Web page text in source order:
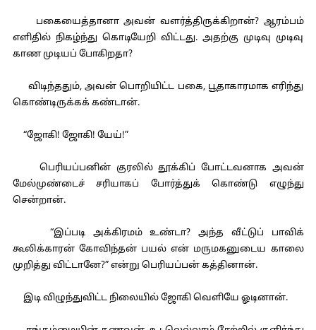
பகையைத்தானா அவன் வளர்த்திருக்கிறான்? ஆரம்பம்
எளிதில் நிகழ்ந்து கொடியேறி விட்டது. அதற்கு முடிவு முடிவு
காண முடியப் போகிறதா?
விடிந்ததும், அவன் பொறியிட்ட பகை, பூதாகாரமாக எரிந்து
கொண்டிருக்கக் கண்டான்.
“ஜோகி! ஜோகி! யேய்!”
பெரியப்பனின் குரலில் தூக்கிப் போட்டவனாக அவன்
மேல்முண்டைச் சரியாகப் போர்த்துக் கொண்டு எழுந்து
சென்றான்.
“இப்படி அக்கிரமம் உண்டா? அந்த வீட்டுப் பாவிக்
கூலிக்காரன் கோவிந்தன் பயல் என் மருமகனுடைய காலை
முறித்து விட்டானே?” என்று பெரியப்பன் கத்தினான்.
இடி விழுந்துவிட்ட நிலையில் ஜோகி வெளியே ஓடினான்.